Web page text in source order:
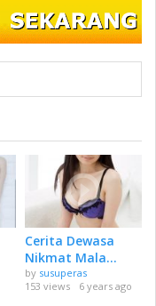
Cerita Dewasa
Nikmat Mala...
by susuperas
153 views
6 years ago